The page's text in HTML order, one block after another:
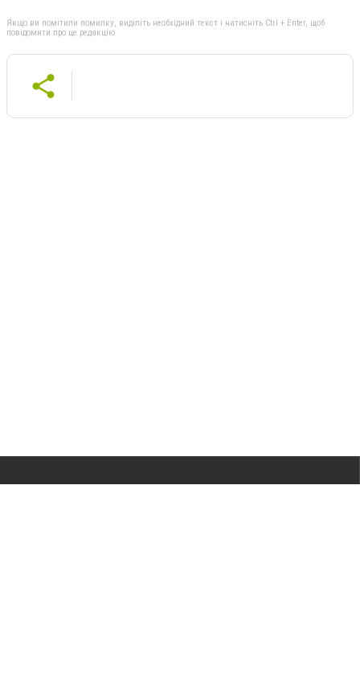
Якщо ви помітили помилку, виділіть необхідний текст і натисніть Ctrl + Enter, щоб
повідомити про це редакцію